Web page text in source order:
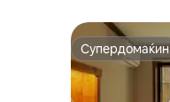
Супердомаќин
Супердомаќин